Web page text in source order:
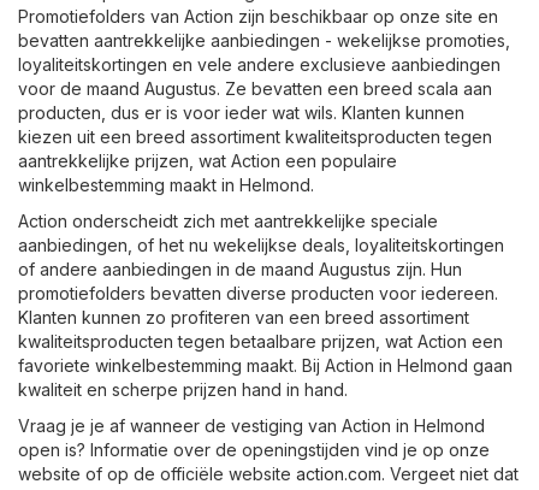
Promotiefolders van Action zijn beschikbaar op onze site en
bevatten aantrekkelijke aanbiedingen - wekelijkse promoties,
loyaliteitskortingen en vele andere exclusieve aanbiedingen
voor de maand Augustus. Ze bevatten een breed scala aan
producten, dus er is voor ieder wat wils. Klanten kunnen
kiezen uit een breed assortiment kwaliteitsproducten tegen
aantrekkelijke prijzen, wat Action een populaire
winkelbestemming maakt in Helmond.
Action onderscheidt zich met aantrekkelijke speciale
aanbiedingen, of het nu wekelijkse deals, loyaliteitskortingen
of andere aanbiedingen in de maand Augustus zijn. Hun
promotiefolders bevatten diverse producten voor iedereen.
Klanten kunnen zo profiteren van een breed assortiment
kwaliteitsproducten tegen betaalbare prijzen, wat Action een
favoriete winkelbestemming maakt. Bij Action in Helmond gaan
kwaliteit en scherpe prijzen hand in hand.
Vraag je je af wanneer de vestiging van Action in Helmond
open is? Informatie over de openingstijden vind je op onze
website of op de officiële website action.com. Vergeet niet dat